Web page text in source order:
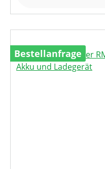
Bestellanfrage